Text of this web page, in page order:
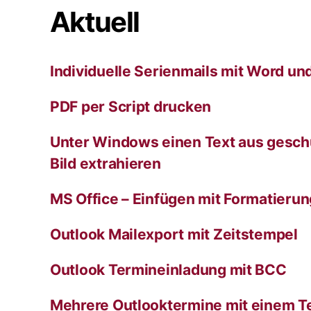
Aktuell
Individuelle Serienmails mit Word
PDF per Script drucken
Unter Windows einen Text aus
Bild extrahieren
MS Office – Einfügen mit
Outlook Mailexport mit Zeitstempel
Outlook Termineinladung mit BCC
Mehrere Outlooktermine mit einem